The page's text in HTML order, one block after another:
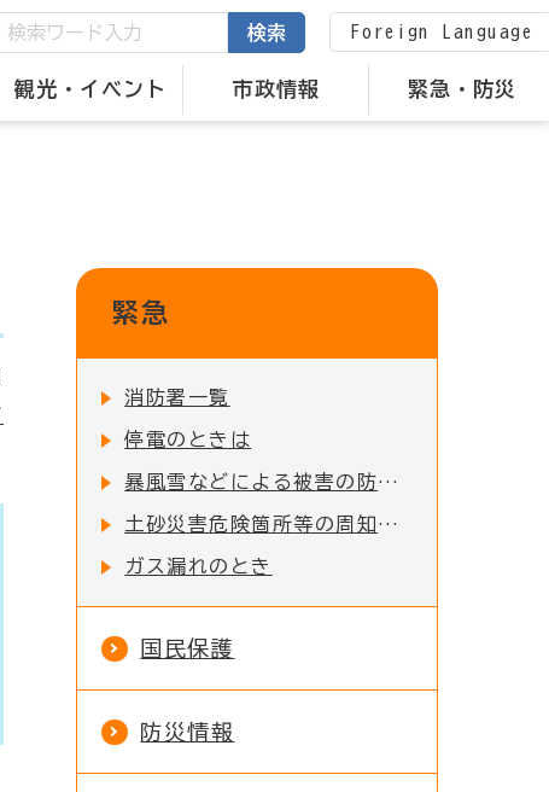
観光・イベント 市政情報 緊急・防災
検索 Foreign Language
緊急
消防署一覧
停電のときは
暴風雪などによる被害の防止について
土砂災害危険箇所等の周知について
ガス漏れのとき
国民保護
防災情報